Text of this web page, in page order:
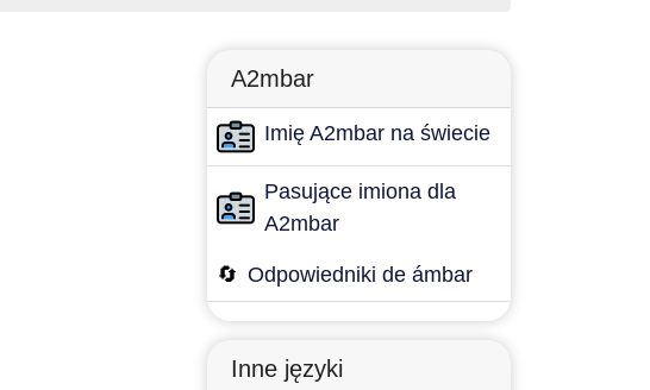
A2mbar
Imię A2mbar na świecie
Pasujące imiona dla
A2mbar
🔄 Odpowiedniki de ámbar
Inne języki